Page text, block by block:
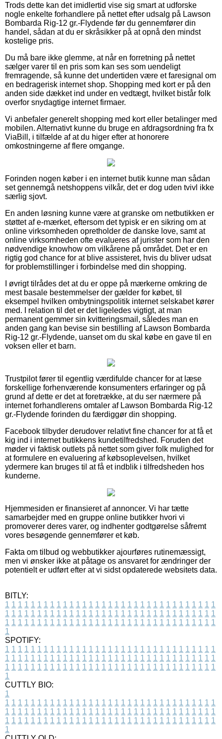
Trods dette kan det imidlertid vise sig smart at udforske
nogle enkelte forhandlere på nettet efter udsalg på Lawson
Bombarda Rig-12 gr.-Flydende før du gennemfører din
handel, sådan at du er skråsikker på at opnå den mindst
kostelige pris.
Du må bare ikke glemme, at når en forretning på nettet
sælger varer til en pris som kan ses som uendeligt
fremragende, så kunne det undertiden være et faresignal om
en bedragerisk internet shop. Shopping med kort er på den
anden side dækket ind under en vedtægt, hvilket bistår folk
overfor snydagtige internet firmaer.
Vi anbefaler generelt shopping med kort eller betalinger med
mobilen. Alternativt kunne du bruge en afdragsordning fra fx
ViaBill, i tilfælde af at du higer efter at honorere
omkostningerne af flere omgange.
Forinden nogen køber i en internet butik kunne man sådan
set gennemgå netshoppens vilkår, det er dog uden tvivl ikke
særlig sjovt.
En anden løsning kunne være at granske om netbutikken er
støttet af e-mærket, eftersom det typisk er en sikring om at
online virksomheden opretholder de danske love, samt at
online virksomheden ofte evalueres af jurister som har den
nødvendige knowhow om vilkårene på området. Det er en
rigtig god chance for at blive assisteret, hvis du bliver udsat
for problemstillinger i forbindelse med din shopping.
I øvrigt tilrådes det at du er oppe på mærkerne omkring de
mest basale bestemmelser der gælder for købet, til
eksempel hvilken ombytningspolitik internet selskabet kører
med. I relation til det er det ligeledes vigtigt, at man
permanent gemmer sin kvitteringsmail, således man en
anden gang kan bevise sin bestilling af Lawson Bombarda
Rig-12 gr.-Flydende, uanset om du skal købe en gave til en
voksen eller et barn.
Trustpilot fører til egentlig værdifulde chancer for at læse
forskellige forhenværende konsumenters erfaringer og på
grund af dette er det at foretrække, at du ser nærmere på
internet forhandlerens omtaler af Lawson Bombarda Rig-12
gr.-Flydende forinden du færdiggør din shopping.
Facebook tilbyder derudover relativt fine chancer for at få et
kig ind i internet butikkens kundetilfredshed. Foruden det
møder vi faktisk outlets på nettet som giver folk mulighed for
at formulere en evaluering af købsoplevelsen, hvilket
ydermere kan bruges til at få et indblik i tilfredsheden hos
kunderne.
Hjemmesiden er finansieret af annoncer. Vi har tætte
samarbejder med en gruppe online butikker hvori vi
promoverer deres varer, og indhenter godtgørelse såfremt
vores besøgende gennemfører et køb.
Fakta om tilbud og webbutikker ajourføres rutinemæssigt,
men vi ønsker ikke at påtage os ansvaret for ændringer der
potentielt er udført efter at vi sidst opdaterede websitets data.
BITLY:
1 1 1 1 1 1 1 1 1 1 1 1 1 1 1 1 1 1 1 1 1 1 1 1 1 1 1 1 1 1 1 1 1
1 1 1 1 1 1 1 1 1 1 1 1 1 1 1 1 1 1 1 1 1 1 1 1 1 1 1 1 1 1 1 1 1
1 1 1 1 1 1 1 1 1 1 1 1 1 1 1 1 1 1 1 1 1 1 1 1 1 1 1 1 1 1 1 1 1
1
SPOTIFY:
1 1 1 1 1 1 1 1 1 1 1 1 1 1 1 1 1 1 1 1 1 1 1 1 1 1 1 1 1 1 1 1 1
1 1 1 1 1 1 1 1 1 1 1 1 1 1 1 1 1 1 1 1 1 1 1 1 1 1 1 1 1 1 1 1 1
1 1 1 1 1 1 1 1 1 1 1 1 1 1 1 1 1 1 1 1 1 1 1 1 1 1 1 1 1 1 1 1 1
1
CUTTLY BIO:
1
1 1 1 1 1 1 1 1 1 1 1 1 1 1 1 1 1 1 1 1 1 1 1 1 1 1 1 1 1 1 1 1 1
1 1 1 1 1 1 1 1 1 1 1 1 1 1 1 1 1 1 1 1 1 1 1 1 1 1 1 1 1 1 1 1 1
1 1 1 1 1 1 1 1 1 1 1 1 1 1 1 1 1 1 1 1 1 1 1 1 1 1 1 1 1 1 1 1 1
1